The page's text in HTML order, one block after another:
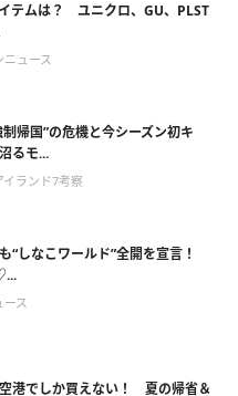
テムは？ ユニクロ、GU、PLST
ニュース
制帰国”の危機と今シーズン初キ
るモ...
イランド7考察
“しなこワールド”全開を宣言！
ース
港でしか買えない！ 夏の帰省＆